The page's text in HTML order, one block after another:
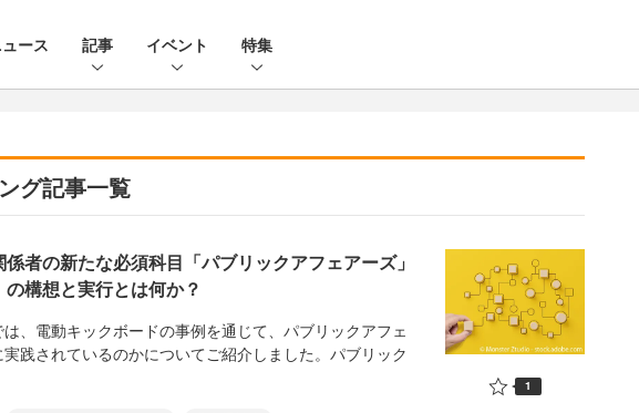
ース 記事 イベント 特集
グ記事一覧
者の新たな必須科目「パブリックアフェアーズ」
構想と実行とは何か？
、電動キックボードの事例を通じて、パブリックアフェ
践されているのかについてご紹介しました。パブリック
1